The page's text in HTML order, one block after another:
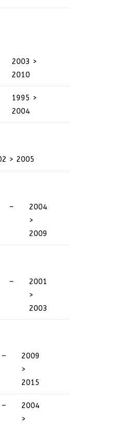
2003 >
2010
1995 >
2004
> 2005
–
2004
>
2009
–
2001
>
2003
–
2009
>
2015
–
2004
>